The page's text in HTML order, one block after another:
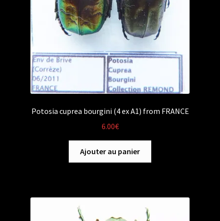
Potosia cuprea bourgini (4 ex A1) from FRANCE
6.00€
Ajouter au panier